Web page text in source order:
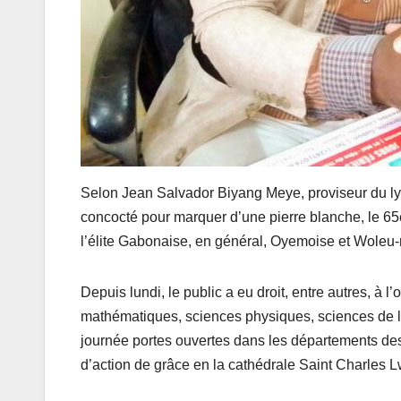
Selon Jean Salvador Biyang Meye, proviseur du
concocté pour marquer d’une pierre blanche, le
l’élite Gabonaise, en général, Oyemoise et
Depuis lundi, le public a eu droit, entre autres, à
mathématiques, sciences physiques, sciences
journée portes ouvertes dans les départements
d’action de grâce en la cathédrale Saint Charles